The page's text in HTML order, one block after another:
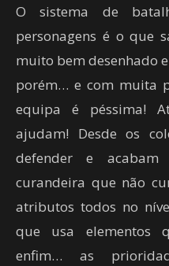
O sistema de
personagens é o que
muito bem desenhado
porém… e com muita
equipa é péssima!
ajudam! Desde os
defender e
curandeira que não
atributos todos no
que usa elementos
enfim… as